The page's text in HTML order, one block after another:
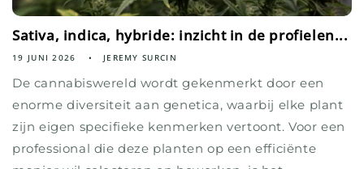
Sativa, indica, hybride: inzicht in de profielen...
19 JUNI 2026 JEREMY SURCIN
De cannabiswereld wordt gekenmerkt door een
enorme diversiteit aan genetica, waarbij elke plant
zijn eigen specifieke kenmerken vertoont. Voor een
professional die deze planten op een efficiënte